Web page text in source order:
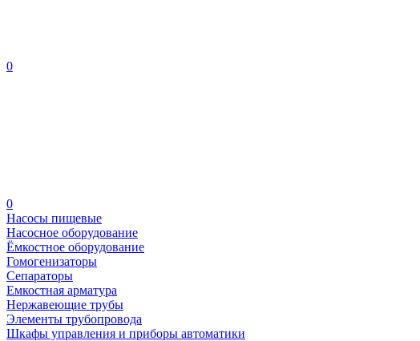
0
0
Насосы пищевые
Насосное оборудование
Ёмкостное оборудование
Гомогенизаторы
Сепараторы
Емкостная арматура
Нержавеющие трубы
Элементы трубопровода
Шкафы управления и приборы автоматики